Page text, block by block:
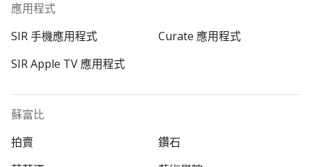
應用程式
SIR 手機應用程式
Curate 應用程式
SIR Apple TV 應用程式
蘇富比
拍賣
鑽石